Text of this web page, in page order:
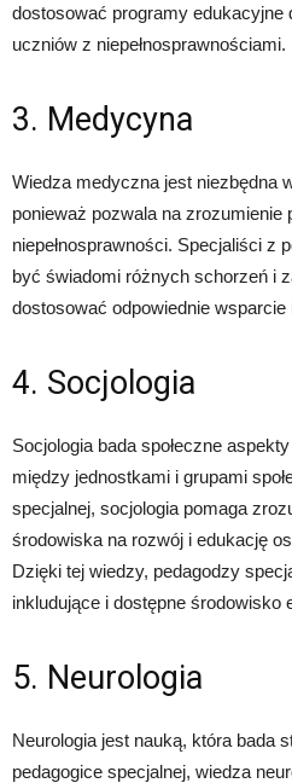
dostosować programy edukacyjne
uczniów z niepełnosprawnościami.
3. Medycyna
Wiedza medyczna jest niezbędna
ponieważ pozwala na
niepełnosprawności. Specjaliści z
być świadomi różnych schorzeń i
dostosować odpowiednie wsparcie
4. Socjologia
Socjologia bada społeczne
między jednostkami i grupami
specjalnej, socjologia pomaga
środowiska na rozwój i edukację
Dzięki tej wiedzy, pedagodzy
inkludujące i dostępne środowisko
5. Neurologia
Neurologia jest nauką, która bada
pedagogice specjalnej, wiedza